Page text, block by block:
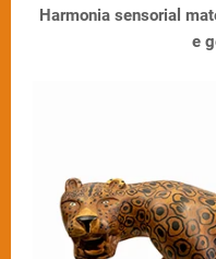
Harmonia sensorial
e